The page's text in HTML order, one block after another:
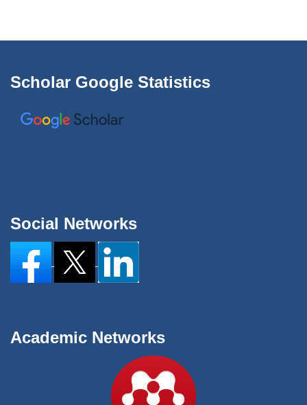
Scholar Google Statistics
Social Networks
Academic Networks